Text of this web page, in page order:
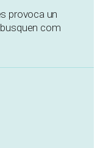
provoca un
busquen com